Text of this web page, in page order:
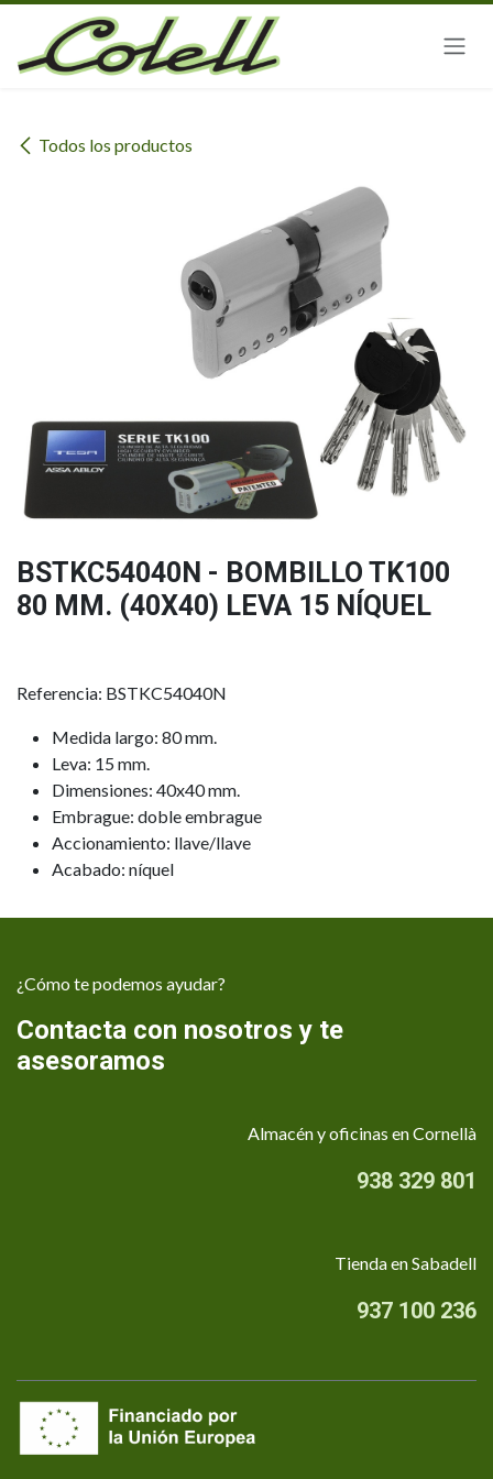
Ir al contenido
Todos los productos
BSTKC54040N - BOMBILLO TK100
80 MM. (40X40) LEVA 15 NÍQUEL
Referencia: BSTKC54040N
Medida largo: 80 mm.
Leva: 15 mm.
Dimensiones: 40x40 mm.
Embrague: doble embrague
Accionamiento: llave/llave
Acabado: níquel
¿Cómo te podemos ayudar?
Contacta con nosotros y te
asesoramos
Almacén y oficinas en Cornellà
938 329 801
Tienda en Sabadell
937 100 236